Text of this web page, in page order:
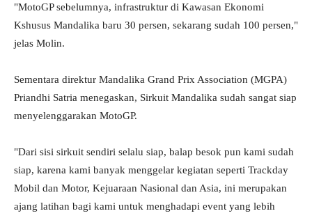
"MotoGP sebelumnya, infrastruktur di Kawasan Ekonomi
Kshusus Mandalika baru 30 persen, sekarang sudah 100 persen,"
jelas Molin.
Sementara direktur Mandalika Grand Prix Association (MGPA)
Priandhi Satria menegaskan, Sirkuit Mandalika sudah sangat siap
menyelenggarakan MotoGP.
"Dari sisi sirkuit sendiri selalu siap, balap besok pun kami sudah
siap, karena kami banyak menggelar kegiatan seperti Trackday
Mobil dan Motor, Kejuaraan Nasional dan Asia, ini merupakan
ajang latihan bagi kami untuk menghadapi event yang lebih